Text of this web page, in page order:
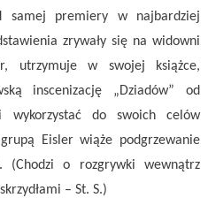
samej premiery w najbardziej
zrywały się na widowni
utrzymuje w swojej książce,
inscenizację „Dziadów” od
wykorzystać do swoich celów
Eisler wiąże podgrzewanie
(Chodzi o rozgrywki wewnątrz
– St. S.)